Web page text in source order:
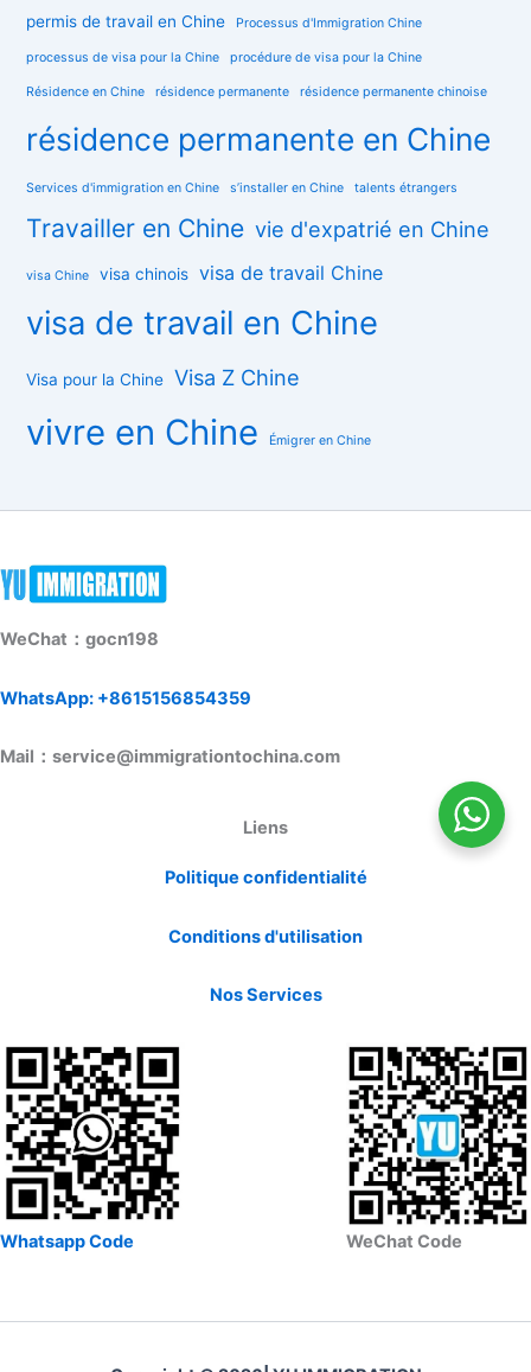
permis de travail en Chine Processus d'Immigration Chine
processus de visa pour la Chine procédure de visa pour la Chine
Résidence en Chine résidence permanente résidence permanente chinoise
résidence permanente en Chine
Services d'immigration en Chine s’installer en Chine talents étrangers
Travailler en Chine vie d'expatrié en Chine
visa Chine visa chinois visa de travail Chine
visa de travail en Chine
Visa pour la Chine Visa Z Chine
vivre en Chine Émigrer en Chine
WeChat：gocn198
WhatsApp: +8615156854359
Mail：service@immigrationtochina.com
Liens
Politique confidentialité
Conditions d'utilisation
Nos Services
Whatsapp Code WeChat Code